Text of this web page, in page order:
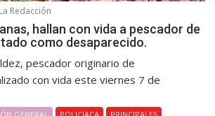
La Redacción
hallan con vida a pescador de
como desaparecido.
pescador originario de
con vida este viernes 7 de